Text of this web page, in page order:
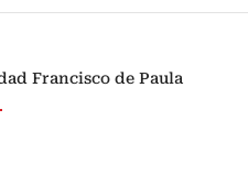
Francisco de Paula